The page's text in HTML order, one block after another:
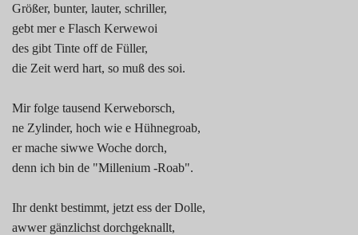
1980
1990
2010
2020
Spargelsprüche
Größer, bunter, lauter, schriller,
gebt mer e Flasch Kerwewoi
des gibt Tinte off de Füller,
die Zeit werd hart, so muß des soi.
Mir folge tausend Kerweborsch,
ne Zylinder, hoch wie e Hühnegroab,
er mache siwwe Woche dorch,
denn ich bin de "Millenium -Roab".
Ihr denkt bestimmt, jetzt ess der Dolle,
awwer gänzlichst dorchgeknallt,